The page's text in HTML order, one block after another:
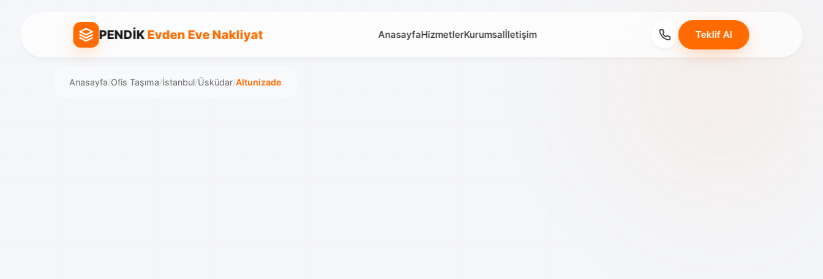
PENDİKEvden Eve Nakliyat AnasayfaHizmetlerKurumsalİletişim Teklif Al
Anasayfa/Ofis Taşıma/İstanbul/Üsküdar/Altunizade